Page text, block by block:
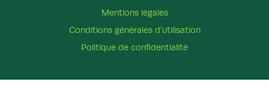
Mentions légales
Conditions générales d’utilisation
Politique de confidentialité